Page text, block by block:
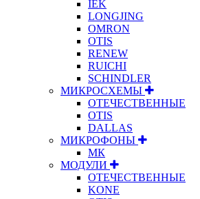
IEK
LONGJING
OMRON
OTIS
RENEW
RUICHI
SCHINDLER
МИКРОСХЕМЫ
ОТЕЧЕСТВЕННЫЕ
OTIS
DALLAS
МИКРОФОНЫ
МК
МОДУЛИ
ОТЕЧЕСТВЕННЫЕ
KONE